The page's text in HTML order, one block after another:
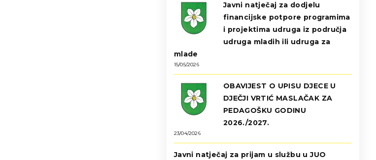
Javni natječaj za dodjelu
financijske potpore programima
i projektima udruga iz područja
udruga mladih ili udruga za
mlade
15/05/2026
OBAVIJEST O UPISU DJECE U
DJEČJI VRTIĆ MASLAČAK ZA
PEDAGOŠKU GODINU
2026./2027.
23/04/2026
Javni natječaj za prijam u službu u JUO